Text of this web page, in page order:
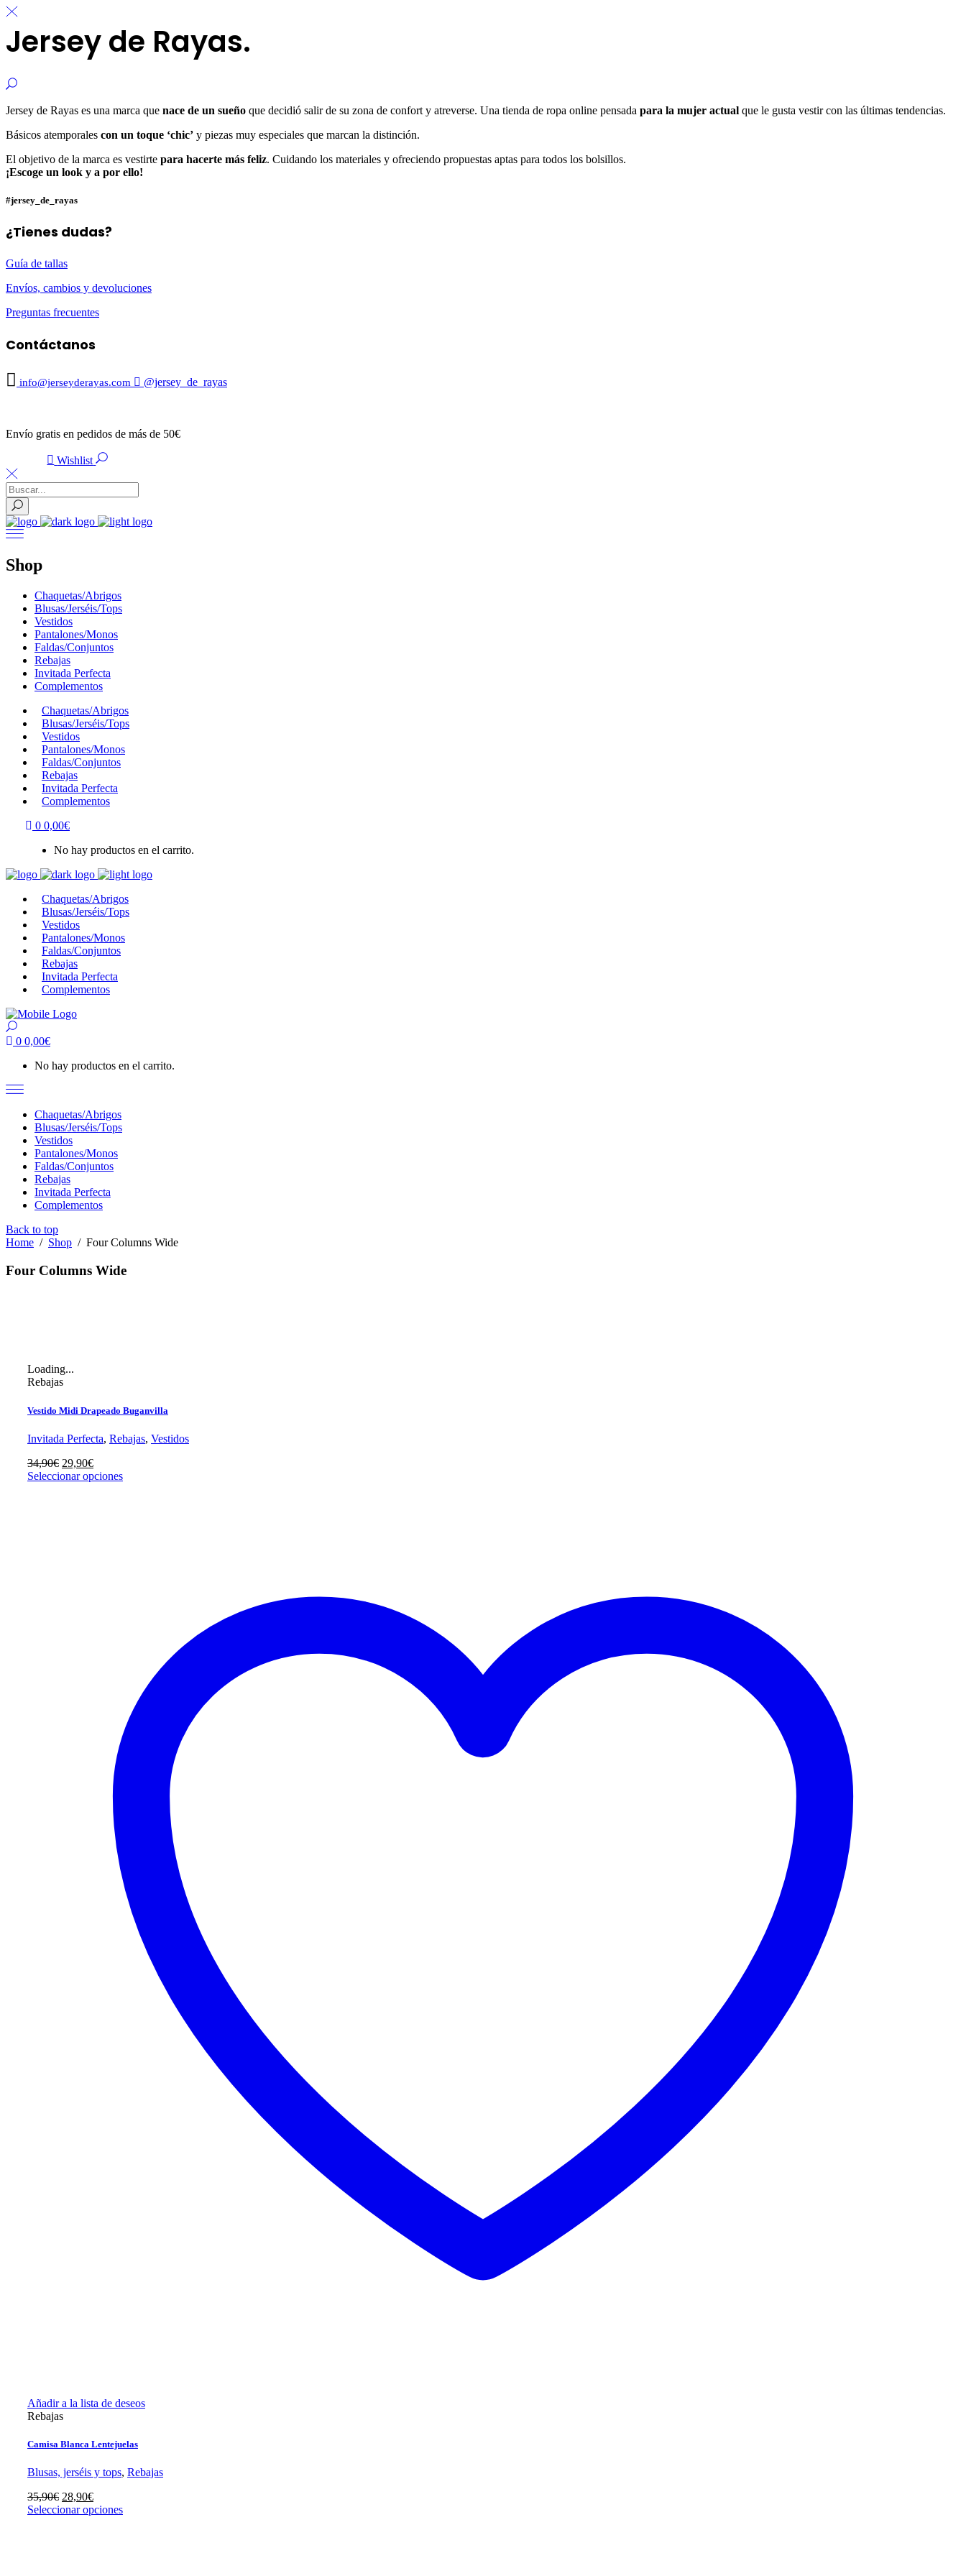
Jersey de Rayas.
Jersey de Rayas es una marca que nace de un sueño que decidió salir de su zona de confort y atreverse. Una tienda de ropa online pensada para la mujer actual que le gusta vestir con las últimas tendencias.
Básicos atemporales con un toque ‘chic’ y piezas muy especiales que marcan la distinción.
El objetivo de la marca es vestirte para hacerte más feliz. Cuidando los materiales y ofreciendo propuestas aptas para todos los bolsillos.
¡Escoge un look y a por ello!
#jersey_de_rayas
¿Tienes dudas?
Guía de tallas
Envíos, cambios y devoluciones
Preguntas frecuentes
Contáctanos
info@jerseyderayas.com @jersey_de_rayas
Envío gratis en pedidos de más de 50€
Wishlist
Shop
Chaquetas/Abrigos
Blusas/Jerséis/Tops
Vestidos
Pantalones/Monos
Faldas/Conjuntos
Rebajas
Invitada Perfecta
Complementos
Chaquetas/Abrigos
Blusas/Jerséis/Tops
Vestidos
Pantalones/Monos
Faldas/Conjuntos
Rebajas
Invitada Perfecta
Complementos
0 0,00€
No hay productos en el carrito.
Chaquetas/Abrigos
Blusas/Jerséis/Tops
Vestidos
Pantalones/Monos
Faldas/Conjuntos
Rebajas
Invitada Perfecta
Complementos
0 0,00€
No hay productos en el carrito.
Chaquetas/Abrigos
Blusas/Jerséis/Tops
Vestidos
Pantalones/Monos
Faldas/Conjuntos
Rebajas
Invitada Perfecta
Complementos
Back to top
Home / Shop / Four Columns Wide
Four Columns Wide
Loading...
Rebajas
Vestido Midi Drapeado Buganvilla
Invitada Perfecta, Rebajas, Vestidos
34,90€ El
precio
29,90€El
precio
Seleccionar opciones
Añadir a la lista de deseos
Rebajas
Camisa Blanca Lentejuelas
Blusas, jerséis y tops, Rebajas
35,90€ El
precio
28,90€El
precio
Seleccionar opciones